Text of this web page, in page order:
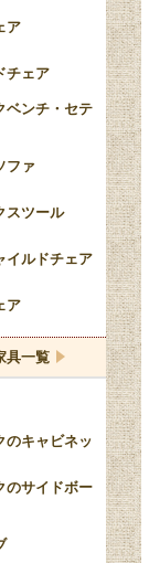
ルダー
一覧
）
イト
ーパターン
ア
チェア
ベンチ・セテ
ファ
スツール
イルドチェア
ア
具一覧
のキャビネッ
のサイドボー